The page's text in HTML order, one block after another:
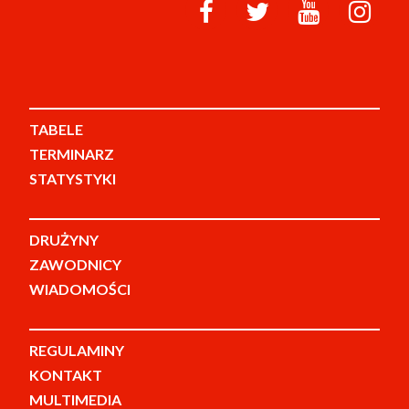
TABELE
TERMINARZ
STATYSTYKI
DRUŻYNY
ZAWODNICY
WIADOMOŚCI
REGULAMINY
KONTAKT
MULTIMEDIA